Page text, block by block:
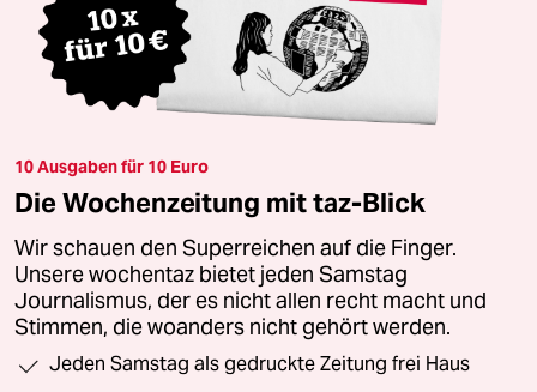
10 Ausgaben für 10 Euro
Die Wochenzeitung mit taz-Blick
Wir schauen den Superreichen auf die Finger.
Unsere wochentaz bietet jeden Samstag
Journalismus, der es nicht allen recht macht und
Stimmen, die woanders nicht gehört werden.
Jeden Samstag als gedruckte Zeitung frei Haus